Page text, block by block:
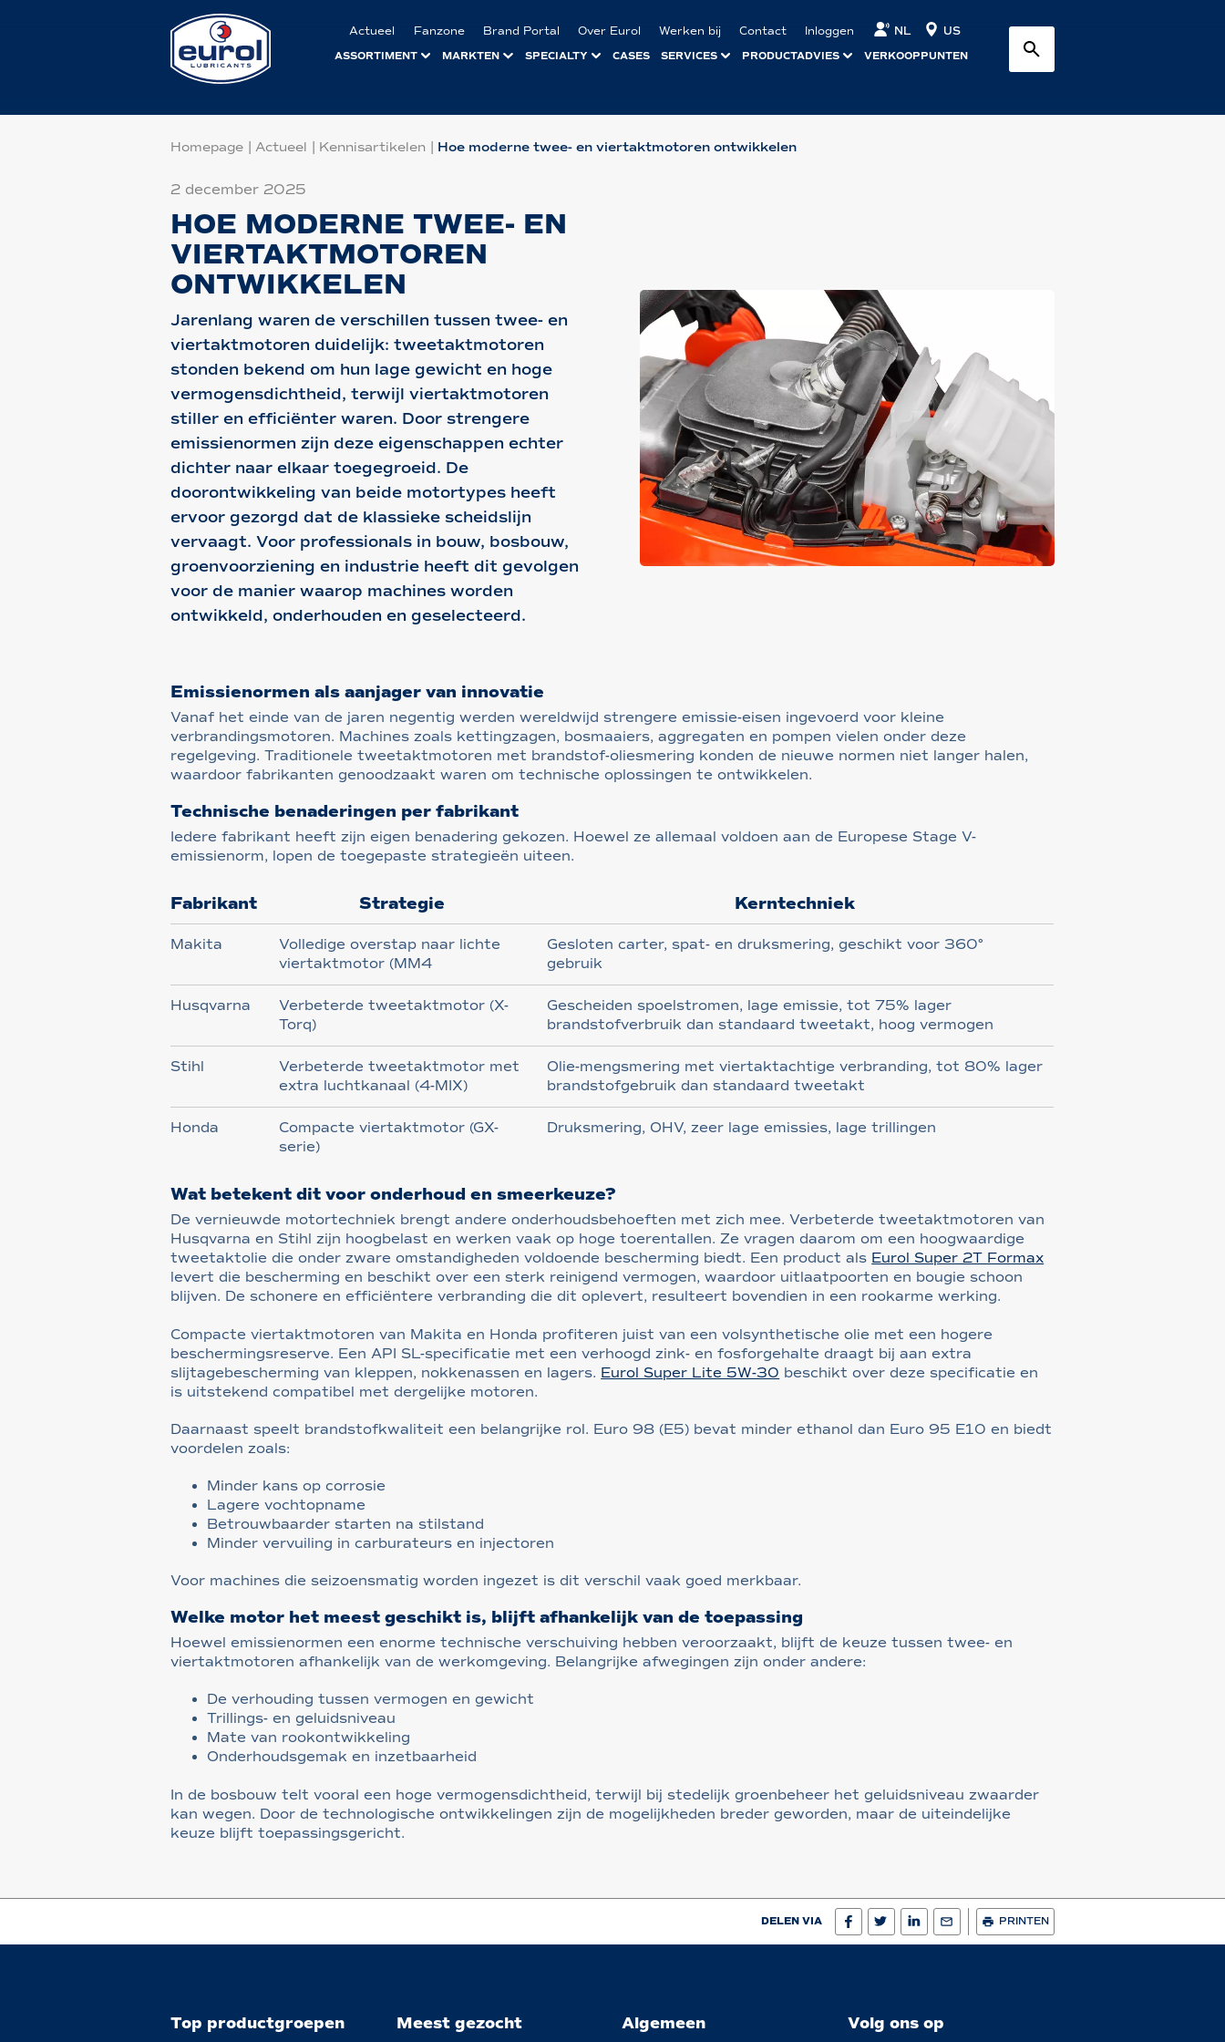
Actueel Fanzone Brand Portal Over Eurol Werken bij Contact Inloggen NL US
ASSORTIMENT MARKTEN SPECIALTY CASES SERVICES PRODUCTADVIES VERKOOPPUNTEN
Homepage |Actueel Kennisartikelen Hoe moderne twee- en viertaktmotoren ontwikkelen
2 december 2025
HOE MODERNE TWEE- EN
VIERTAKTMOTOREN
ONTWIKKELEN
Jarenlang waren de verschillen tussen twee- en
viertaktmotoren duidelijk: tweetaktmotoren
stonden bekend om hun lage gewicht en hoge
vermogensdichtheid, terwijl viertaktmotoren
stiller en efficiënter waren. Door strengere
emissienormen zijn deze eigenschappen echter
dichter naar elkaar toegegroeid. De
doorontwikkeling van beide motortypes heeft
ervoor gezorgd dat de klassieke scheidslijn
vervaagt. Voor professionals in bouw, bosbouw,
groenvoorziening en industrie heeft dit gevolgen
voor de manier waarop machines worden
ontwikkeld, onderhouden en geselecteerd.
Emissienormen als aanjager van innovatie
Vanaf het einde van de jaren negentig werden wereldwijd strengere emissie-eisen ingevoerd voor kleine
verbrandingsmotoren. Machines zoals kettingzagen, bosmaaiers, aggregaten en pompen vielen onder deze
regelgeving. Traditionele tweetaktmotoren met brandstof-oliesmering konden de nieuwe normen niet langer halen,
waardoor fabrikanten genoodzaakt waren om technische oplossingen te ontwikkelen.
Technische benaderingen per fabrikant
Iedere fabrikant heeft zijn eigen benadering gekozen. Hoewel ze allemaal voldoen aan de Europese Stage V-
emissienorm, lopen de toegepaste strategieën uiteen.
Fabrikant Strategie Kerntechniek
Makita
Volledige overstap naar lichte
viertaktmotor (MM4
Gesloten carter, spat- en druksmering, geschikt voor 360°
gebruik
Husqvarna
Verbeterde tweetaktmotor (X-
Torq)
Gescheiden spoelstromen, lage emissie, tot 75% lager
brandstofverbruik dan standaard tweetakt, hoog vermogen
Stihl
Verbeterde tweetaktmotor met
extra luchtkanaal (4-MIX)
Olie-mengsmering met viertaktachtige verbranding, tot 80% lager
brandstofgebruik dan standaard tweetakt
Honda
Compacte viertaktmotor (GX-
serie)
Druksmering, OHV, zeer lage emissies, lage trillingen
Wat betekent dit voor onderhoud en smeerkeuze?
De vernieuwde motortechniek brengt andere onderhoudsbehoeften met zich mee. Verbeterde tweetaktmotoren van
Husqvarna en Stihl zijn hoogbelast en werken vaak op hoge toerentallen. Ze vragen daarom om een hoogwaardige
tweetaktolie die onder zware omstandigheden voldoende bescherming biedt. Een product als Eurol Super 2T Formax
levert die bescherming en beschikt over een sterk reinigend vermogen, waardoor uitlaatpoorten en bougie schoon
blijven. De schonere en efficiëntere verbranding die dit oplevert, resulteert bovendien in een rookarme werking.
Compacte viertaktmotoren van Makita en Honda profiteren juist van een volsynthetische olie met een hogere
beschermingsreserve. Een API SL-specificatie met een verhoogd zink- en fosforgehalte draagt bij aan extra
slijtagebescherming van kleppen, nokkenassen en lagers. Eurol Super Lite 5W-30 beschikt over deze specificatie en
is uitstekend compatibel met dergelijke motoren.
Daarnaast speelt brandstofkwaliteit een belangrijke rol. Euro 98 (E5) bevat minder ethanol dan Euro 95 E10 en biedt
voordelen zoals:
Minder kans op corrosie
Lagere vochtopname
Betrouwbaarder starten na stilstand
Minder vervuiling in carburateurs en injectoren
Voor machines die seizoensmatig worden ingezet is dit verschil vaak goed merkbaar.
Welke motor het meest geschikt is, blijft afhankelijk van de toepassing
Hoewel emissienormen een enorme technische verschuiving hebben veroorzaakt, blijft de keuze tussen twee- en
viertaktmotoren afhankelijk van de werkomgeving. Belangrijke afwegingen zijn onder andere:
De verhouding tussen vermogen en gewicht
Trillings- en geluidsniveau
Mate van rookontwikkeling
Onderhoudsgemak en inzetbaarheid
In de bosbouw telt vooral een hoge vermogensdichtheid, terwijl bij stedelijk groenbeheer het geluidsniveau zwaarder
kan wegen. Door de technologische ontwikkelingen zijn de mogelijkheden breder geworden, maar de uiteindelijke
keuze blijft toepassingsgericht.
DELEN VIA PRINTEN
Top productgroepen Meest gezocht Algemeen Volg ons op